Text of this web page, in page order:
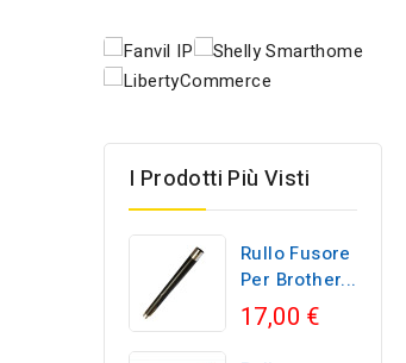
I Prodotti Più Visti
Rullo Fusore
Per Brother...
17,00 €